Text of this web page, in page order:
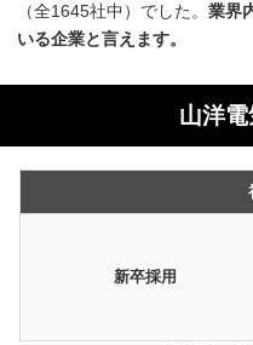
（全1645社中）でした。業界
いる企業と言えます。
山洋
新卒採用